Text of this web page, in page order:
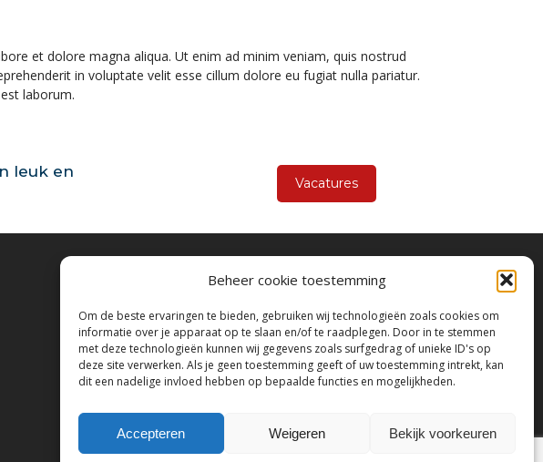
Beheer cookie toestemming
Om de beste ervaringen te bieden, gebruiken wij technologieën zoals cookies om
informatie over je apparaat op te slaan en/of te raadplegen. Door in te stemmen
met deze technologieën kunnen wij gegevens zoals surfgedrag of unieke ID's op
deze site verwerken. Als je geen toestemming geeft of uw toestemming intrekt, kan
dit een nadelige invloed hebben op bepaalde functies en mogelijkheden.
Accepteren Weigeren Bekijk voorkeuren
et dolore magna aliqua. Ut enim ad minim veniam, quis nostrud
in voluptate velit esse cillum dolore eu fugiat nulla pariatur.
laborum.
leuk en
Vacatures